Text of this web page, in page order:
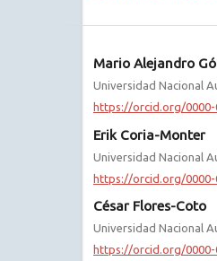
Mario Alejandro
Universidad Nacional
https://orcid.org/0000-
Erik Coria-Monter
Universidad Nacional
https://orcid.org/0000-
César Flores-Coto
Universidad Nacional
https://orcid.org/0000-